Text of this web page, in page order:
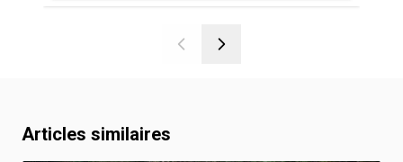
Articles similaires